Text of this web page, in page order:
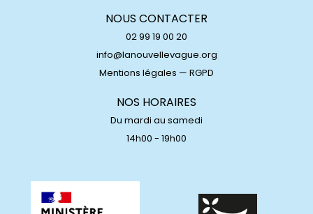
NOUS CONTACTER
02 99 19 00 20
info@lanouvellevague.org
Mentions légales — RGPD
NOS HORAIRES
Du mardi au samedi
14h00 - 19h00